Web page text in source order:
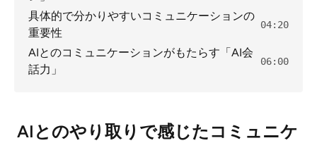
具体的で分かりやすいコミュニケーションの
重要性
04:20
AIとのコミュニケーションがもたらす「AI会
話力」
06:00
AIとのやり取りで感じたコミュニケ